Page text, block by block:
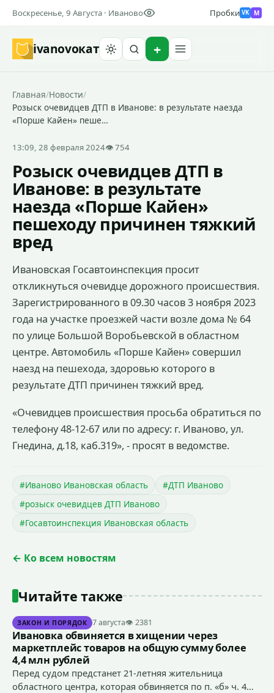
Воскресенье, 9 Августа · Иваново Пробки VK M
ivanovoкат
Главная/Новости/
Розыск очевидцев ДТП в Иванове: в результате наезда
«Порше Кайен» пеше…
13:09, 28 февраля 2024👁 754
Розыск очевидцев ДТП в
Иванове: в результате
наезда «Порше Кайен»
пешеходу причинен тяжкий
вред
Ивановская Госавтоинспекция просит
откликнуться очевидце дорожного происшествия.
Зарегистрированного в 09.30 часов 3 ноября 2023
года на участке проезжей части возле дома № 64
по улице Большой Воробьевской в областном
центре. Автомобиль «Порше Кайен» совершил
наезд на пешехода, здоровью которого в
результате ДТП причинен тяжкий вред.
«Очевидцев происшествия просьба обратиться по
телефону 48-12-67 или по адресу: г. Иваново, ул.
Гнедина, д.18, каб.319», - просят в ведомстве.
#Иваново Ивановская область
#ДТП Иваново
#розыск очевидцев ДТП Иваново
#Госавтоинспекция Ивановская область
← Ко всем новостям
Читайте также
ЗАКОН И ПОРЯДОК 7 августа👁 2381
Ивановка обвиняется в хищении через
маркетплейс товаров на общую сумму более
4,4 млн рублей
Перед судом предстанет 21-летняя жительница
областного центра, которая обвиняется по п. «б» ч. 4